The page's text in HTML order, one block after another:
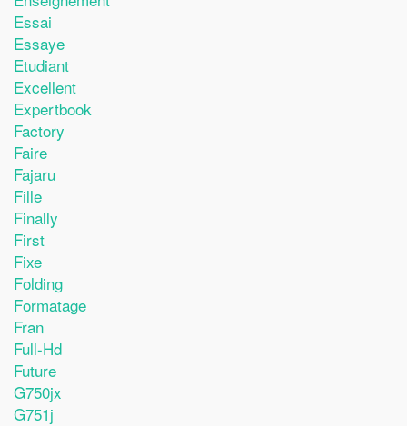
Essai
Essaye
Etudiant
Excellent
Expertbook
Factory
Faire
Fajaru
Fille
Finally
First
Fixe
Folding
Formatage
Fran
Full-Hd
Future
G750jx
G751j